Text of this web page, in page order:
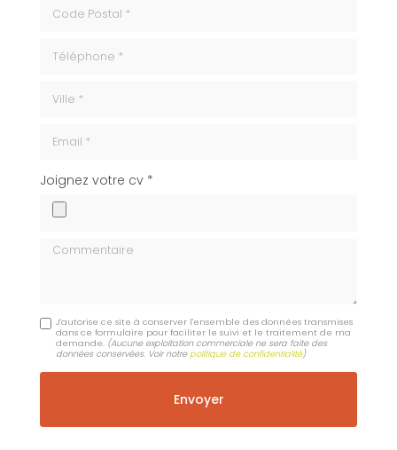
cv
Joignez votre cv *
Commentaire
J'autorise ce site à conserver l'ensemble des données transmises
dans ce formulaire pour faciliter le suivi et le traitement de ma
demande. (Aucune exploitation commerciale ne sera faite des
données conservées. Voir notrepolitique de confidentialité)